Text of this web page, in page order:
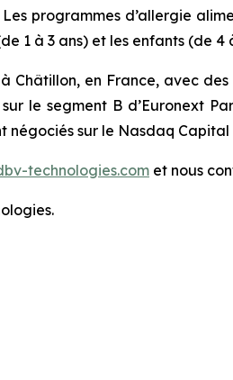
programmes d’allergie
1 à 3 ans) et les enfants (de 4
Châtillon, en France, avec
le segment B d’Euronext
sur le Nasdaq Capital
technologies.com et nous